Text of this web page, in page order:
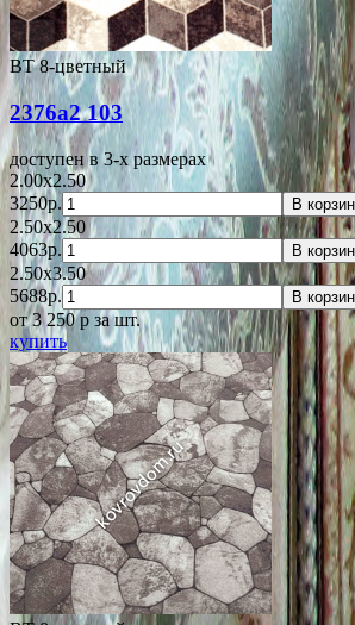
ВТ 8-цветный
2376a2 103
доступен в 3-x размерах
2.00x2.50
3250р.
В
2.50x2.50
4063р.
В
2.50x3.50
5688р.
В
от 3 250 p за шт.
купить